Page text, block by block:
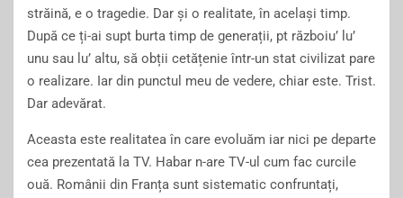
străină, e o tragedie. Dar și o realitate, în același timp.
După ce ți-ai supt burta timp de generații, pt războiu’ lu’
unu sau lu’ altu, să obții cetățenie într-un stat civilizat pare
o realizare. Iar din punctul meu de vedere, chiar este. Trist.
Dar adevărat.
Aceasta este realitatea în care evoluăm iar nici pe departe
cea prezentată la TV. Habar n-are TV-ul cum fac curcile
ouă. Românii din Franța sunt sistematic confruntați,